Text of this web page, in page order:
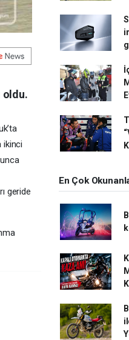
oldu.
ikinci
geride
En Çok